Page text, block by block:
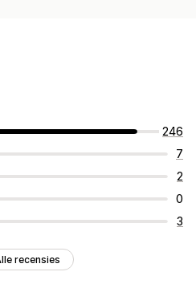
246
7
2
0
3
recensies